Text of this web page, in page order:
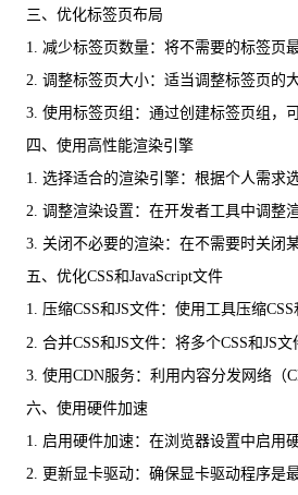
三、优化标签页布局
1. 减少标签页数量：将不需要的标签页
2. 调整标签页大小：适当调整标签页的
3. 使用标签页组：通过创建标签页组，
四、使用高性能渲染引擎
1. 选择适合的渲染引擎：根据个人需求
2. 调整渲染设置：在开发者工具中调整
3. 关闭不必要的渲染：在不需要时关闭
五、优化CSS和JavaScript文件
1. 压缩CSS和JS文件：使用工具压缩
2. 合并CSS和JS文件：将多个CSS和JS
3. 使用CDN服务：利用内容分发网络（
六、使用硬件加速
1. 启用硬件加速：在浏览器设置中启用
2. 更新显卡驱动：确保显卡驱动程序是